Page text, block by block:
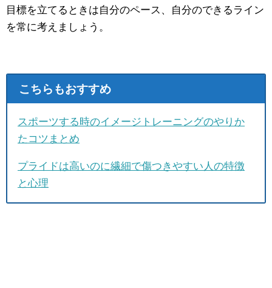
目標を立てるときは自分のペース、自分のできるライン
を常に考えましょう。
こちらもおすすめ
スポーツする時のイメージトレーニングのやりか
たコツまとめ
プライドは高いのに繊細で傷つきやすい人の特徴
と心理